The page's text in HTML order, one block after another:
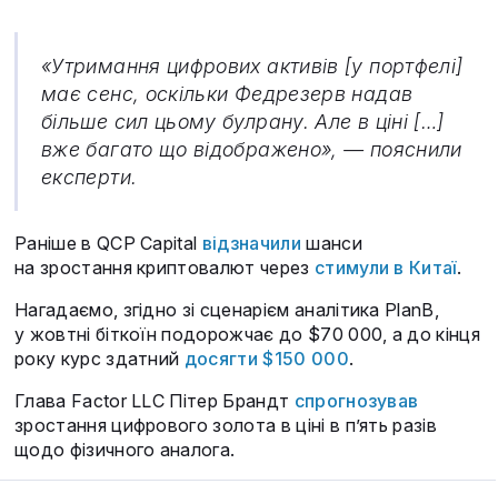
«Утримання цифрових активів [у портфелі]
має сенс, оскільки Федрезерв надав
більше сил цьому булрану. Але в ціні […]
вже багато що відображено», — пояснили
експерти.
Раніше в QCP Capital відзначили шанси
на зростання криптовалют через стимули в Китаї.
Нагадаємо, згідно зі сценарієм аналітика PlanB,
у жовтні біткоїн подорожчає до $70 000, а до кінця
року курс здатний досягти $150 000.
Глава Factor LLC Пітер Брандт спрогнозував
зростання цифрового золота в ціні в п’ять разів
щодо фізичного аналога.